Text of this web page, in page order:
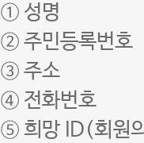
① 성명
② 주민등록번호
③ 주소
④ 전화번호
⑤ 희망 ID(회원